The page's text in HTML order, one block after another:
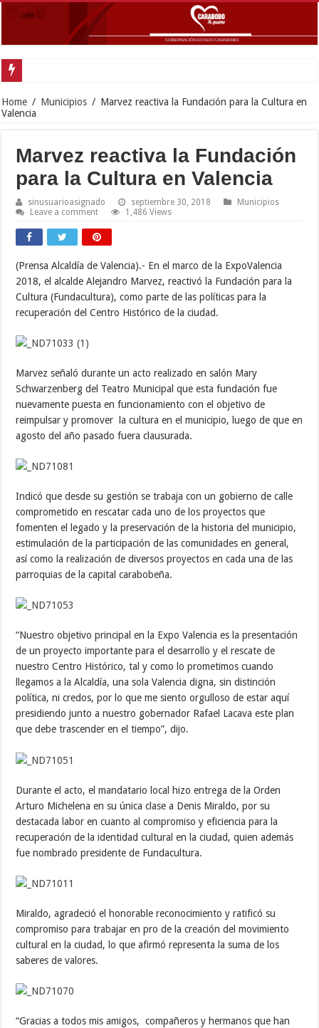
Home / Municipios / Marvez reactiva la Fundación para la Cultura en
Valencia
Marvez reactiva la Fundación
para la Cultura en Valencia
sinusuarioasignado septiembre 30, 2018
Municipios
Leave a comment
1,486 Views
(Prensa Alcaldía de Valencia).- En el marco de la ExpoValencia
2018, el alcalde Alejandro Marvez, reactivó la Fundación para la
Cultura (Fundacultura), como parte de las políticas para la
recuperación del Centro Histórico de la ciudad.
Marvez señaló durante un acto realizado en salón Mary
Schwarzenberg del Teatro Municipal que esta fundación fue
nuevamente puesta en funcionamiento con el objetivo de
reimpulsar y promover la cultura en el municipio, luego de que en
agosto del año pasado fuera clausurada.
Indicó que desde su gestión se trabaja con un gobierno de calle
comprometido en rescatar cada uno de los proyectos que
fomenten el legado y la preservación de la historia del municipio,
estimulación de la participación de las comunidades en general,
así como la realización de diversos proyectos en cada una de las
parroquias de la capital carabobeña.
“Nuestro objetivo principal en la Expo Valencia es la presentación
de un proyecto importante para el desarrollo y el rescate de
nuestro Centro Histórico, tal y como lo prometimos cuando
llegamos a la Alcaldía, una sola Valencia digna, sin distinción
política, ni credos, por lo que me siento orgulloso de estar aquí
presidiendo junto a nuestro gobernador Rafael Lacava este plan
que debe trascender en el tiempo”, dijo.
Durante el acto, el mandatario local hizo entrega de la Orden
Arturo Michelena en su única clase a Denis Miraldo, por su
destacada labor en cuanto al compromiso y eficiencia para la
recuperación de la identidad cultural en la ciudad, quien además
fue nombrado presidente de Fundacultura.
Miraldo, agradeció el honorable reconocimiento y ratificó su
compromiso para trabajar en pro de la creación del movimiento
cultural en la ciudad, lo que afirmó representa la suma de los
saberes de valores.
“Gracias a todos mis amigos, compañeros y hermanos que han